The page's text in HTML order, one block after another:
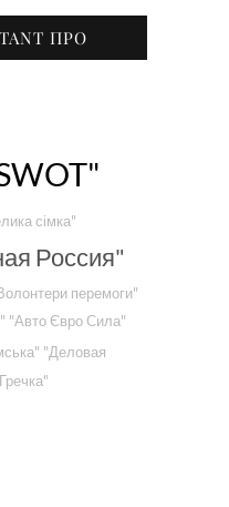
ПРО
сімка"
Россия"
перемоги"
"Авто Євро Сила"
"Деловая